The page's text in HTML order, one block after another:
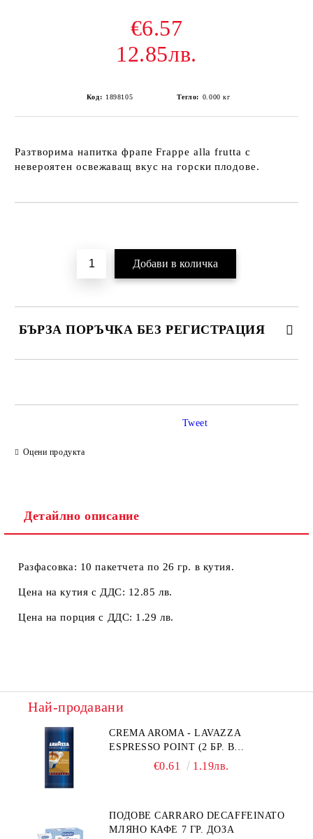
€6.57
12.85лв.
Код: 1898105 Тегло: 0.000 кг
Разтворима напитка фрапе Frappe alla frutta с
невероятен освежаващ вкус на горски плодове.
БЪРЗА ПОРЪЧКА БЕЗ РЕГИСТРАЦИЯ
Оцени продукта
Tweet
Детайлно описание
Разфасовка: 10 пакетчета по 26 гр. в кутия.
Цена на кутия с ДДС: 12.85 лв.
Цена на порция с ДДС: 1.29 лв.
Най-продавани
CREMA AROMA - LAVAZZA
ESPRESSO POINT (2 БР. В
ПАКЕТЧЕ)€0.61 1.19лв.
ПОДОВЕ CARRARO DECAFFEINATO
МЛЯНО КАФЕ 7 ГР. ДОЗА